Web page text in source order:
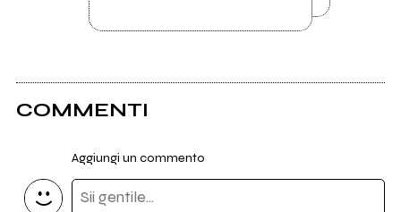
COMMENTI
Aggiungi un commento